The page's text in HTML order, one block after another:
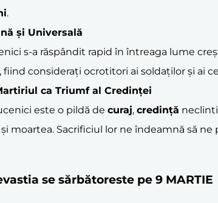
.
și Universală
s-a răspândit rapid în întreaga lume
considerați ocrotitori ai soldaților și ai
ca Triumf al Credinței
este o pildă de curaj, credință
moartea. Sacrificiul lor ne îndeamnă să
se sărbătoreste pe 9 MARTIE